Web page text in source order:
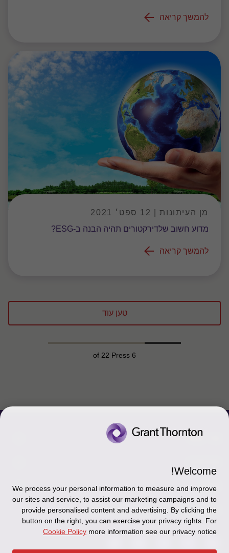
להמשך קריאה
מן העיתונות | 12 ספט׳ 2021
מדוע חשוב שלדירקטורים תהיה הבנה ב-ESG?
להמשך קריאה
טען עוד
6
צור קשר
כניסה לעובדים - דוא"ל
כניסה לעובדים - דוחות עבודה
אודותינו
זיכרון והנצחה
תקנון
מדיניות הפרטיות
Disclaimer
Ethics Hotline
עקבו אחרינו ברשתות החברתיות
Welcome!
We process your personal information to measure and improve
our sites and service, to assist our marketing campaigns and to
provide personalised content and advertising. By clicking the
button on the right, you can exercise your privacy rights. For
more information see our privacy notice
Cookie Policy